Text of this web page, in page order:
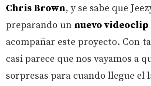
Chris Brown, y se sabe que
preparando un nuevo videoclip
acompañar este proyecto. Con
casi parece que nos vayamos a
sorpresas para cuando llegue el